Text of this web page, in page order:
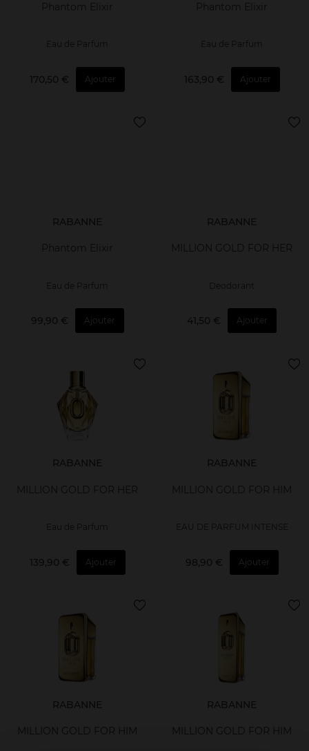
Phantom Elixir
Eau de Parfum
170,50 € Ajouter
Phantom Elixir
Eau de Parfum
163,90 € Ajouter
RABANNE
Phantom Elixir
Eau de Parfum
99,90 € Ajouter
RABANNE
MILLION GOLD FOR HER
Deodorant
41,50 € Ajouter
RABANNE
MILLION GOLD FOR HER
Eau de Parfum
139,90 € Ajouter
RABANNE
MILLION GOLD FOR HIM
EAU DE PARFUM INTENSE
98,90 € Ajouter
RABANNE
MILLION GOLD FOR HIM
RABANNE
MILLION GOLD FOR HIM